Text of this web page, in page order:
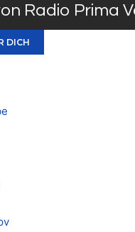
Radio Prima
DICH